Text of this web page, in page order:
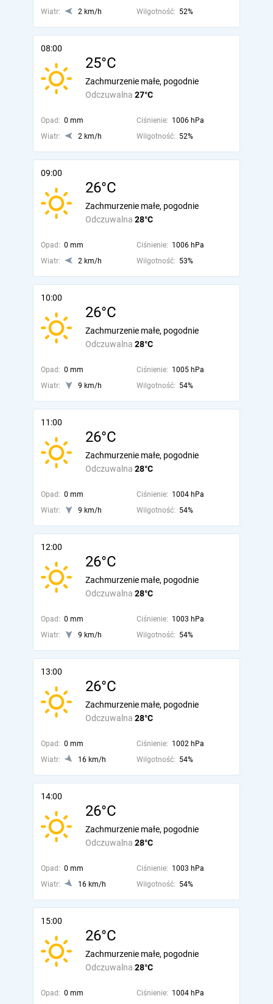
Wiatr: 2 km/h Wilgotność: 52%
08:00
25°C
Odczuwalna 27°C
Zachmurzenie małe, pogodnie
Opad: 0 mm Ciśnienie: 1006 hPa
Wiatr:
2 km/h Wilgotność: 52%
09:00
26°C
Odczuwalna 28°C
Zachmurzenie małe, pogodnie
Opad: 0 mm Ciśnienie: 1006 hPa
Wiatr:
2 km/h Wilgotność: 53%
10:00
26°C
Odczuwalna 28°C
Zachmurzenie małe, pogodnie
Opad: 0 mm Ciśnienie: 1005 hPa
Wiatr:
9 km/h Wilgotność: 54%
11:00
26°C
Odczuwalna 28°C
Zachmurzenie małe, pogodnie
Opad: 0 mm Ciśnienie: 1004 hPa
Wiatr:
9 km/h Wilgotność: 54%
12:00
26°C
Odczuwalna 28°C
Zachmurzenie małe, pogodnie
Opad: 0 mm Ciśnienie: 1003 hPa
Wiatr:
9 km/h Wilgotność: 54%
13:00
26°C
Odczuwalna 28°C
Zachmurzenie małe, pogodnie
Opad: 0 mm Ciśnienie: 1002 hPa
Wiatr:
16 km/h Wilgotność: 54%
14:00
26°C
Odczuwalna 28°C
Zachmurzenie małe, pogodnie
Opad: 0 mm Ciśnienie: 1003 hPa
Wiatr:
16 km/h Wilgotność: 54%
15:00
26°C
Odczuwalna 28°C
Zachmurzenie małe, pogodnie
Opad: 0 mm Ciśnienie: 1004 hPa